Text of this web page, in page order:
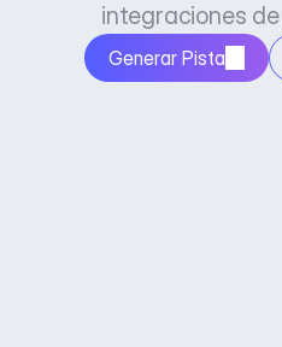
integraciones
Generar Pista